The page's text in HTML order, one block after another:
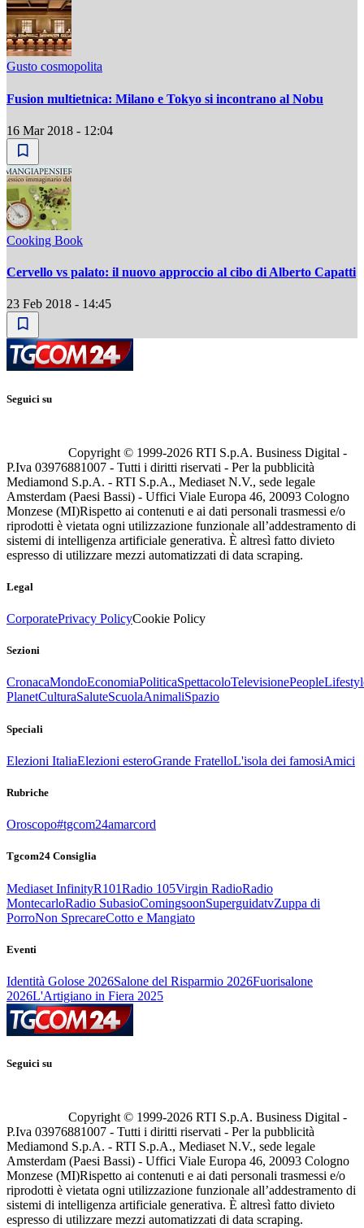
Gusto cosmopolita
Fusion multietnica: Milano e Tokyo si incontrano al Nobu
16 Mar 2018 - 12:04
Cooking Book
Cervello vs palato: il nuovo approccio al cibo di Alberto Capatti
23 Feb 2018 - 14:45
Seguici su
Copyright © 1999-2026 RTI S.p.A. Business Digital -
P.Iva 03976881007 - Tutti i diritti riservati - Per la pubblicità
Mediamond S.p.A. - RTI S.p.A., Mediaset N.V., sede legale
Amsterdam (Paesi Bassi) - Uffici Viale Europa 46, 20093 Cologno
Monzese (MI)Rispetto ai contenuti e ai dati personali trasmessi e/o
riprodotti è vietata ogni utilizzazione funzionale all’addestramento di
sistemi di intelligenza artificiale generativa. È altresì fatto divieto
espresso di utilizzare mezzi automatizzati di data scraping.
Legal
CorporatePrivacy PolicyCookie Policy
Sezioni
CronacaMondoEconomiaPoliticaSpettacoloTelevisionePeople
PlanetCulturaSaluteScuolaAnimaliSpazio
Speciali
Elezioni ItaliaElezioni esteroGrande FratelloL'isola dei famosiAmici
Rubriche
Oroscopo#tgcom24amarcord
Tgcom24 Consiglia
Mediaset InfinityR101Radio 105Virgin RadioRadio
MontecarloRadio SubasioComingsoonSuperguidatvZuppa di
PorroNon SprecareCotto e Mangiato
Eventi
Identità Golose 2026Salone del Risparmio 2026Fuorisalone
2026L'Artigiano in Fiera 2025
Seguici su
Copyright © 1999-2026 RTI S.p.A. Business Digital -
P.Iva 03976881007 - Tutti i diritti riservati - Per la pubblicità
Mediamond S.p.A. - RTI S.p.A., Mediaset N.V., sede legale
Amsterdam (Paesi Bassi) - Uffici Viale Europa 46, 20093 Cologno
Monzese (MI)Rispetto ai contenuti e ai dati personali trasmessi e/o
riprodotti è vietata ogni utilizzazione funzionale all’addestramento di
sistemi di intelligenza artificiale generativa. È altresì fatto divieto
espresso di utilizzare mezzi automatizzati di data scraping.